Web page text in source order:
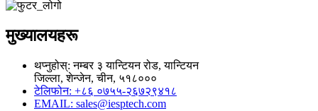
मुख्यालयहरू
थप्नुहोस्: नम्बर ३ यान्टियन रोड, यान्टियन
जिल्ला, शेन्जेन, चीन, ५१८०००
टेलिफोन: +८६ ०७५५-२६७२९४१८
EMAIL: sales@iesptech.com